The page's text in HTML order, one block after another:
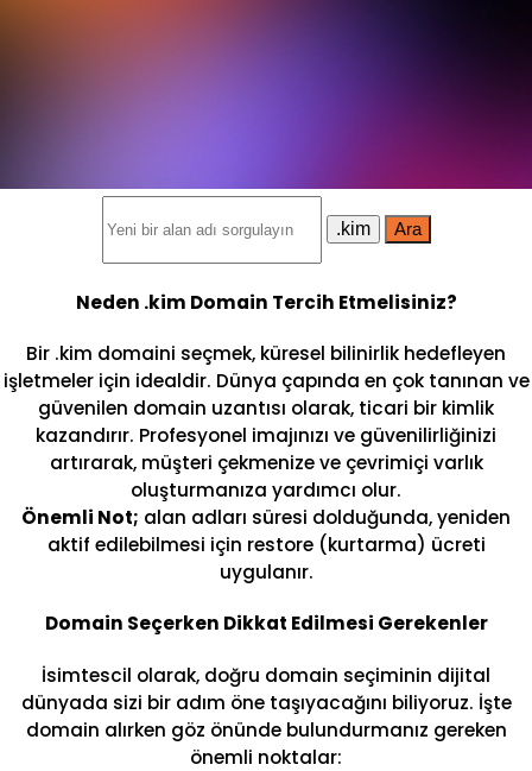
.kim Ara
Neden .kim Domain Tercih Etmelisiniz?
Bir .kim domaini seçmek, küresel bilinirlik hedefleyen
işletmeler için idealdir. Dünya çapında en çok tanınan ve
güvenilen domain uzantısı olarak, ticari bir kimlik
kazandırır. Profesyonel imajınızı ve güvenilirliğinizi
artırarak, müşteri çekmenize ve çevrimiçi varlık
oluşturmanıza yardımcı olur.
Önemli Not; alan adları süresi dolduğunda, yeniden
aktif edilebilmesi için restore (kurtarma) ücreti
uygulanır.
Domain Seçerken Dikkat Edilmesi Gerekenler
İsimtescil olarak, doğru domain seçiminin dijital
dünyada sizi bir adım öne taşıyacağını biliyoruz. İşte
domain alırken göz önünde bulundurmanız gereken
önemli noktalar: